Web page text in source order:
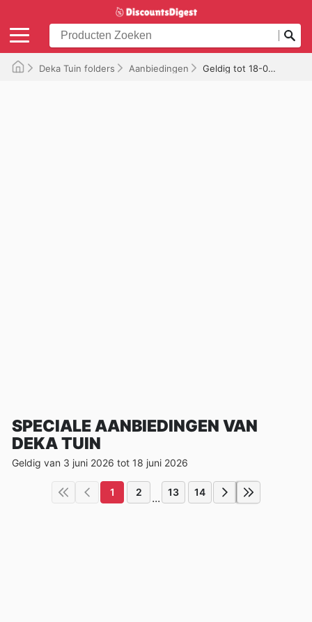
Deka Tuin folders Aanbiedingen Geldig tot 18-06-2026
SPECIALE AANBIEDINGEN VAN
DEKA TUIN
Geldig van 3 juni 2026 tot 18 juni 2026
1 2 ... 13 14